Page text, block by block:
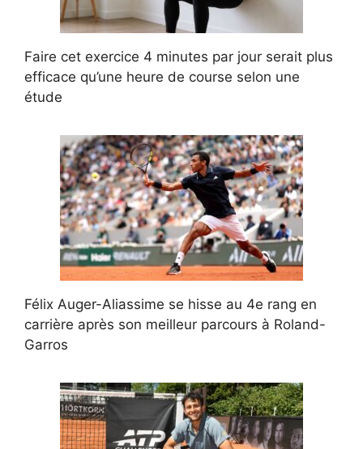
Faire cet exercice 4 minutes par jour serait plus
efficace qu’une heure de course selon une
étude
Félix Auger-Aliassime se hisse au 4e rang en
carrière après son meilleur parcours à Roland-
Garros